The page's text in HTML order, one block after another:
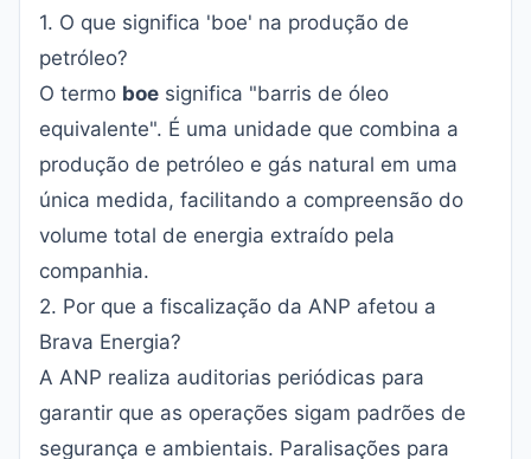
1. O que significa 'boe' na produção de
petróleo?
O termo boe significa "barris de óleo
equivalente". É uma unidade que combina a
produção de petróleo e gás natural em uma
única medida, facilitando a compreensão do
volume total de energia extraído pela
companhia.
2. Por que a fiscalização da ANP afetou a
Brava Energia?
A ANP realiza auditorias periódicas para
garantir que as operações sigam padrões de
segurança e ambientais. Paralisações para